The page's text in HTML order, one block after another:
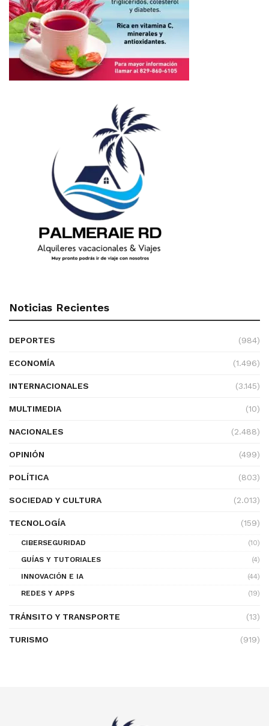
Noticias Recientes
DEPORTES (984)
ECONOMÍA (1.496)
INTERNACIONALES (3.145)
MULTIMEDIA (10)
NACIONALES (2.488)
OPINIÓN (499)
POLÍTICA (803)
SOCIEDAD Y CULTURA (2.013)
TECNOLOGÍA (159)
CIBERSEGURIDAD
(10)
GUÍAS Y TUTORIALES
(4)
INNOVACIÓN E IA
(44)
REDES Y APPS
(19)
TRÁNSITO Y TRANSPORTE (13)
TURISMO (919)